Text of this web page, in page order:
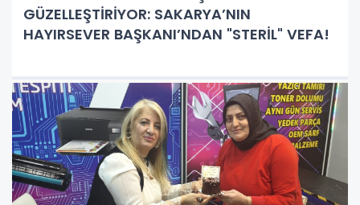
GÜZELLEŞTİRİYOR: SAKARYA’NIN
HAYIRSEVER BAŞKANI’NDAN "STERİL" VEFA!